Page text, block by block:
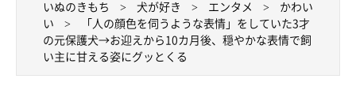
歌い始めると、くぅちゃんもそれに合わせて“歌い”だします」
いぬのきもち 犬が好き エンタメ
かわい
い
「人の顔色を伺うような表情」をしていた3才
の元保護犬→お迎えから10カ月後、穏やかな表情で飼
い主に甘える姿にグッとくる